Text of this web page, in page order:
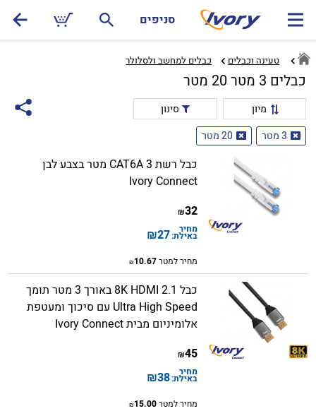
סניפים
טעינה וכבלים כבלים למחשב ולסלולר‏
כבלים 3 מטר 20 מטר
מיון
סינון
3 מטר
20 מטר
כבל רשת CAT6A​ 3 מטר בצבע לבן
Ivory Connect
32
₪
מחיר
באילת:27
₪
מחיר למטר10.67
₪
כבל 8K HDMI 2.1 באורך 3 מטר תומך
Ultra High Speed עם סיכוך ומעטפת
אלומיניום מבית Ivory Connect
45
₪
מחיר
באילת:38
₪
מחיר למטר15.00
₪